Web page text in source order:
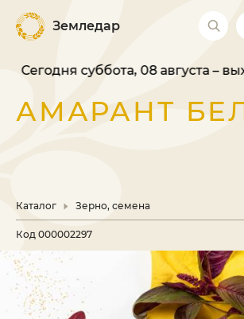
Земледар
Сегодня суббота, 08 августа –
АМАРАНТ
Каталог Зерно, семена
Код 000002297